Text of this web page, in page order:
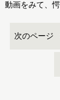
動画をみて、
次のページ